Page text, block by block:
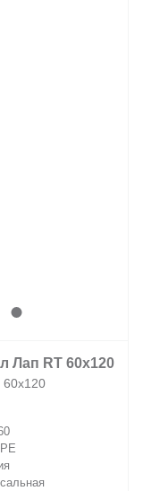
Лап RT 60x120
60x120